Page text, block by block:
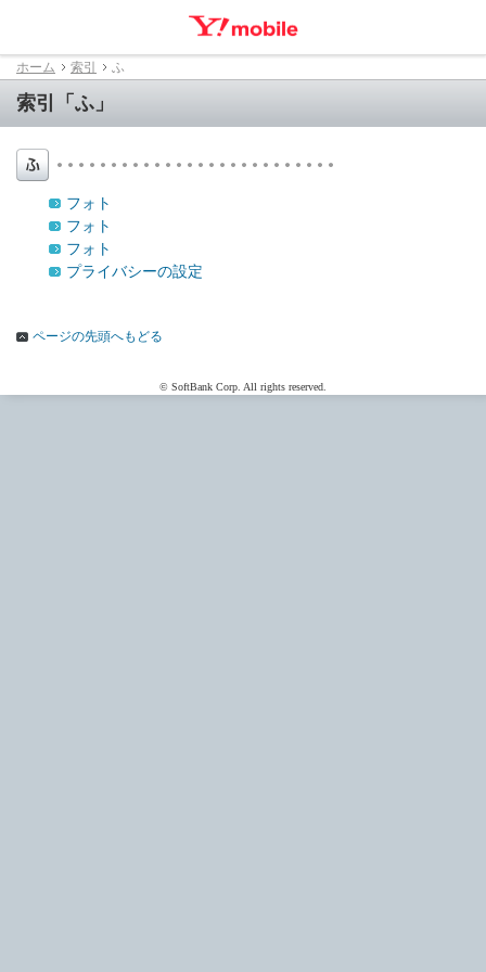
ホーム 索引 ふ
索引「ふ」
フォト
フォト
フォト
プライバシーの設定
ページの先頭へもどる
© SoftBank Corp. All rights reserved.